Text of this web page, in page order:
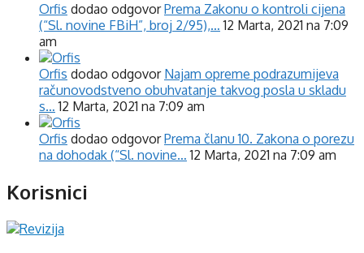
Orfis dodao odgovorPrema Zakonu o kontroli cijena
(“Sl. novine FBiH”, broj 2/95),… 12 Marta, 2021 na 7:09
am
Orfis dodao odgovor Najam opreme podrazumijeva
računovodstveno obuhvatanje takvog posla u skladu
s… 12 Marta, 2021 na 7:09 am
Orfis dodao odgovorPrema članu 10. Zakona o porezu
na dohodak (“Sl. novine… 12 Marta, 2021 na 7:09 am
Korisnici